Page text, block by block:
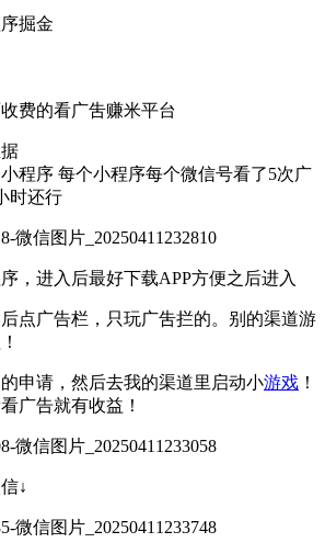
掘金
费的看广吿赚米平台
程序 每个小程序每个微信号看了5次广
时还行
，进入后最好下载APP方便之后进入
点广告栏，只玩广吿拦的。别的渠道游
申请，然后去我的渠道里启动小游戏 ！
广告就有收益！
↓